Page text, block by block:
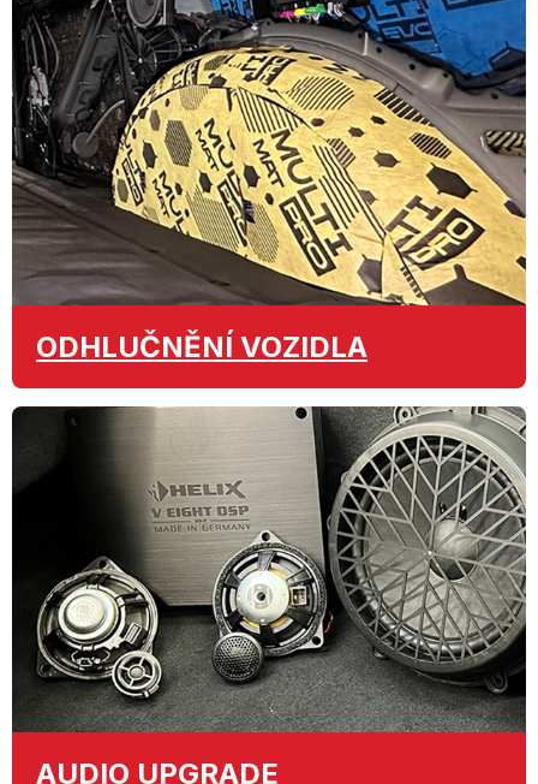
ODHLUČNĚNÍ VOZIDLA
AUDIO UPGRADE